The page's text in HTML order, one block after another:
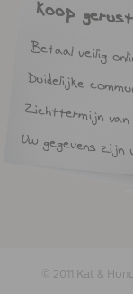
© 2011 Kat & Hond